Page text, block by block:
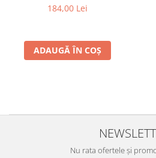
184,00 Lei
ADAUGĂ ÎN COȘ
Nu rata ofertele și